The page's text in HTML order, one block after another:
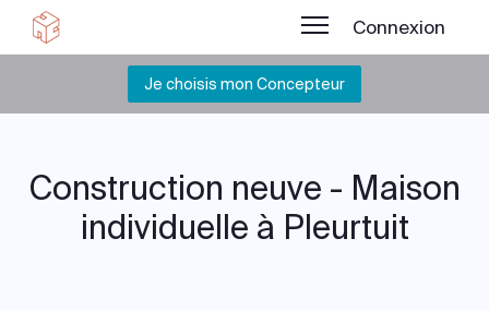
Connexion
Je choisis mon Concepteur
Construction neuve - Maison
individuelle à Pleurtuit